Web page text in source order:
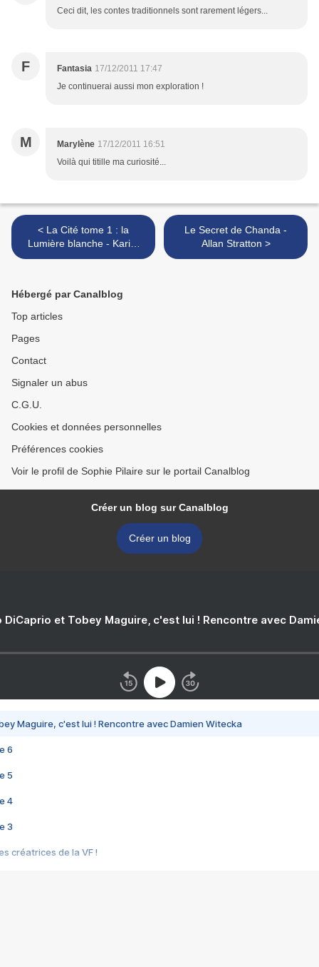
Ceci dit, les contes traditionnels sont rarement légers...
F Fantasia 17/12/2011 17:47
Je continuerai aussi mon exploration !
M Marylène 17/12/2011 16:51
Voilà qui titille ma curiosité...
< La Cité tome 1 : la
Lumière blanche - Karim
Ressouni-Demigneux
Le Secret de Chanda -
Allan Stratton >
Hébergé par Canalblog
Top articles
Pages
Contact
Signaler un abus
C.G.U.
Cookies et données personnelles
Préférences cookies
Voir le profil de Sophie Pilaire sur le portail Canalblog
Créer un blog sur Canalblog
Créer un blog
DiCaprio et Tobey Maguire, c'est lui ! Rencontre avec
Maguire, c'est lui ! Rencontre avec Damien Witecka
6
5
4
3
créatrices de la VF !